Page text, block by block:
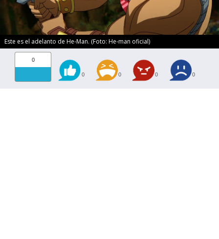
Este es el adelanto de He-Man. (Foto: He-man oficial)
0
0 0 0 0